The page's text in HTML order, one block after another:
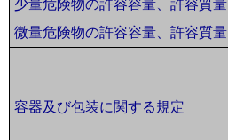
少量危険物の許容容量、許容質量
微量危険物の許容容量、許容質量
容器及び包装に関する規定